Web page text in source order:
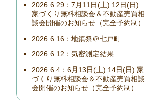
2026.6.29
7月11日(土) 12日(日)
家づくり無料相談会＆不動産売買相
談会開催のお知らせ（完全予約制）
2026.6.16
地鎮祭＠七戸町
2026.6.12
気密測定結果
2026.6.4
6月13日(土) 14日(日) 家
づくり無料相談会＆不動産売買相談
会開催のお知らせ（完全予約制）